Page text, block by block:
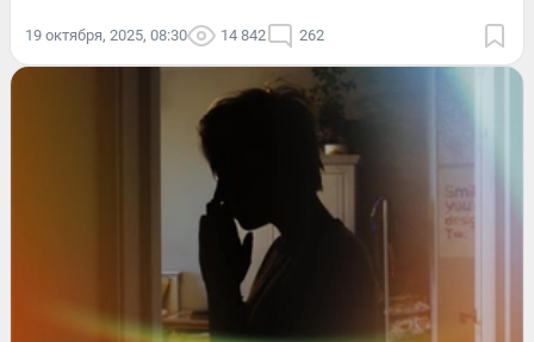
19 октября, 2025, 08:30 14 842 262